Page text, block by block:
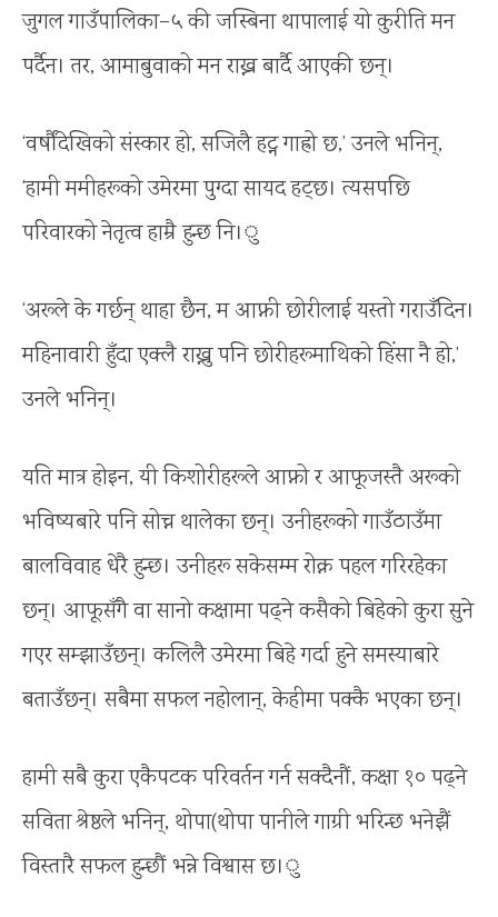
जुगल गाउँपालिका–५ की जस्बिना थापालाई यो कुरीति मन
पर्दैन। तर, आमाबुवाको मन राख्न बार्दै आएकी छन्।
‘वर्षौंदेखिको संस्कार हो, सजिलै हट्न गाह्रो छ,’ उनले भनिन्,
‘हामी ममीहरूको उमेरमा पुग्दा सायद हट्छ। त्यसपछि
परिवारको नेतृत्व हाम्रै हुन्छ नि।ु
‘अरूले के गर्छन् थाहा छैन, म आफ्नी छोरीलाई यस्तो गराउँदिन।
महिनावारी हुँदा एक्लै राख्नु पनि छोरीहरूमाथिको हिंसा नै हो,’
उनले भनिन्।
यति मात्र होइन, यी किशोरीहरूले आफ्नो र आफूजस्तै अरूको
भविष्यबारे पनि सोच्न थालेका छन्। उनीहरूको गाउँठाउँमा
बालविवाह धेरै हुन्छ। उनीहरू सकेसम्म रोक्न पहल गरिरहेका
छन्। आफूसँगै वा सानो कक्षामा पढ्ने कसैको बिहेको कुरा सुने
गएर सम्झाउँछन्। कलिलै उमेरमा बिहे गर्दा हुने समस्याबारे
बताउँछन्। सबैमा सफल नहोलान्, केहीमा पक्कै भएका छन्।
हामी सबै कुरा एकैपटक परिवर्तन गर्न सक्दैनौं, कक्षा १० पढ्ने
सविता श्रेष्ठले भनिन्, थोपा(थोपा पानीले गाग्री भरिन्छ भनेझैं
विस्तारै सफल हुन्छौं भन्ने विश्वास छ।ु